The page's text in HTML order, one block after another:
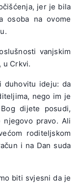
jer je bila
osoba na ovome
vanjskim
u Crkvi.
duhovitu ideju: da
nego im je
dijete posudi,
pravo. Ali
roditeljskom
i na Dan suda
biti svjesni da je